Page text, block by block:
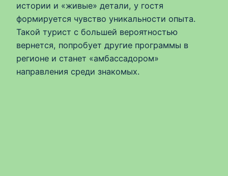
истории и «живые» детали, у гостя
формируется чувство уникальности опыта.
Такой турист с большей вероятностью
вернется, попробует другие программы в
регионе и станет «амбассадором»
направления среди знакомых.